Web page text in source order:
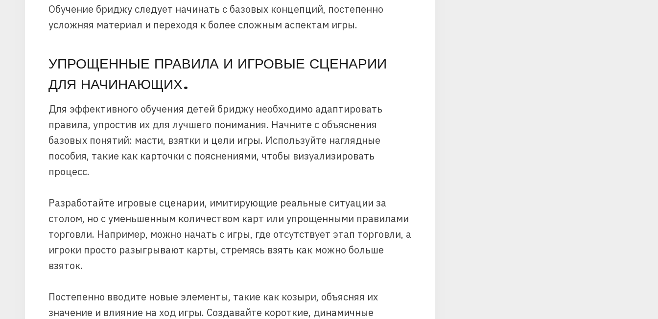
Обучение бриджу следует начинать с базовых концепций, постепенно
усложняя материал и переходя к более сложным аспектам игры.
УПРОЩЕННЫЕ ПРАВИЛА И ИГРОВЫЕ СЦЕНАРИИ
ДЛЯ НАЧИНАЮЩИХ.
Для эффективного обучения детей бриджу необходимо адаптировать
правила, упростив их для лучшего понимания. Начните с объяснения
базовых понятий: масти, взятки и цели игры. Используйте наглядные
пособия, такие как карточки с пояснениями, чтобы визуализировать
процесс.
Разработайте игровые сценарии, имитирующие реальные ситуации за
столом, но с уменьшенным количеством карт или упрощенными правилами
торговли. Например, можно начать с игры, где отсутствует этап торговли, а
игроки просто разыгрывают карты, стремясь взять как можно больше
взяток.
Постепенно вводите новые элементы, такие как козыри, объясняя их
значение и влияние на ход игры. Создавайте короткие, динамичные